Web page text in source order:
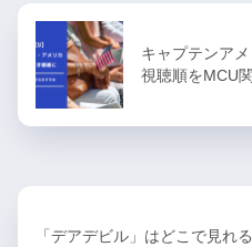
キャプテンア
視聴順をMCU
「デアデビル」はどこで見れ